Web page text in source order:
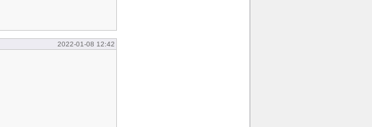
2022-01-08 12:42